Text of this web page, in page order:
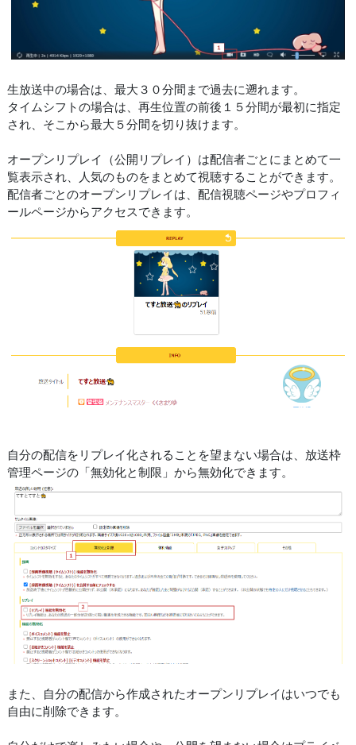
生放送中の場合は、最大３０分間まで過去に遡れます。
タイムシフトの場合は、再生位置の前後１５分間が最初に指定
され、そこから最大５分間を切り抜けます。
オープンリプレイ（公開リプレイ）は配信者ごとにまとめて一
覧表示され、人気のものをまとめて視聴することができます。
配信者ごとのオープンリプレイは、配信視聴ページやプロフィ
ールページからアクセスできます。
自分の配信をリプレイ化されることを望まない場合は、放送枠
管理ページの「無効化と制限」から無効化できます。
また、自分の配信から作成されたオープンリプレイはいつでも
自由に削除できます。